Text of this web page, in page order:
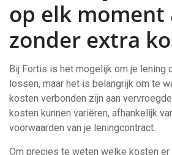
op elk moment
zonder extra
Bij Fortis is het mogelijk om je lening
lossen, maar het is belangrijk om te
kosten verbonden zijn aan
kosten kunnen variëren, afhankelijk
voorwaarden van je leningcontract.
Om precies te weten welke kosten er